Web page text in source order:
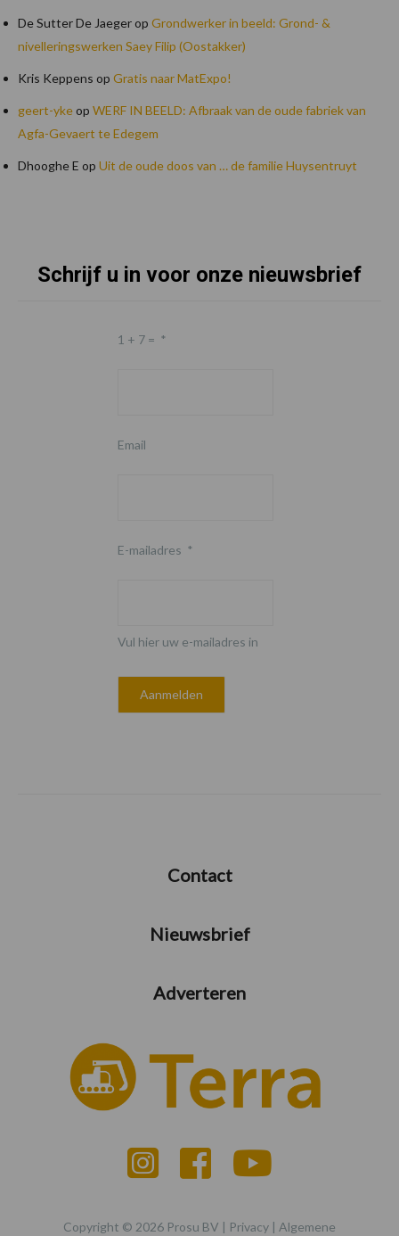
De Sutter De Jaegerop Grondwerker in beeld: Grond- &
nivelleringswerken Saey Filip (Oostakker)
Kris Keppens op Gratis naar MatExpo!
geert-ykeop WERF IN BEELD: Afbraak van de oude fabriek van
Agfa-Gevaert te Edegem
Dhooghe E op Uit de oude doos van … de familie Huysentruyt
FooterSchrijf u in voor onze nieuwsbrief
1 + 7 = *
Email
E-mailadres *
Vul hier uw e-mailadres in
Contact
Nieuwsbrief
Adverteren
Copyright © 2026 Prosu BV | Privacy | Algemene